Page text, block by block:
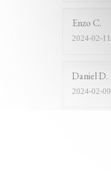
Enzo C
2024-02-11
DanielD
2024-02-09